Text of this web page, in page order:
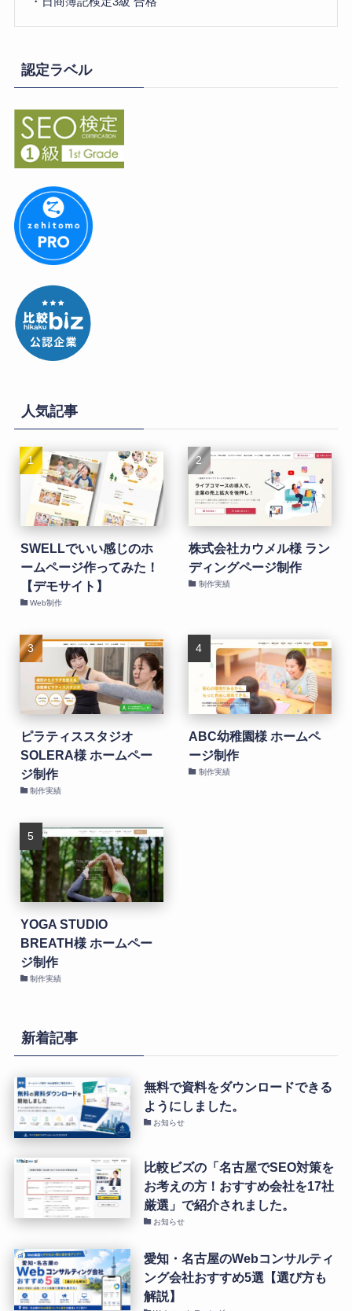
認定ラベル
人気記事
SWELLでいい感じのホ
ームページ作ってみた！
【デモサイト】
Web制作
株式会社カウメル様 ラン
ディングページ制作
制作実績
ピラティススタジオ
SOLERA様 ホームペー
ジ制作
制作実績
ABC幼稚園様 ホームペ
ージ制作
制作実績
YOGA STUDIO
BREATH様 ホームペー
ジ制作
制作実績
新着記事
無料で資料をダウンロードできる
ようにしました。
お知らせ
比較ビズの「名古屋でSEO対策を
お考えの方！おすすめ会社を17社
厳選」で紹介されました。
お知らせ
愛知・名古屋のWebコンサルティ
ング会社おすすめ5選【選び方も
解説】